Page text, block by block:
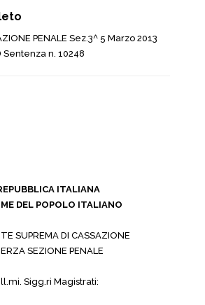
PENALE Sez.3^ 5 Marzo 2013
n. 10248
ITALIANA
DEL POPOLO ITALIANO
SUPREMA DI CASSAZIONE
SEZIONE PENALE
Sigg.ri Magistrati: